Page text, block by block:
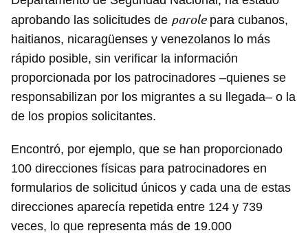
aprobando las solicitudes de parolepara cubanos,
haitianos, nicaragüenses y venezolanos lo más
rápido posible, sin verificar la información
proporcionada por los patrocinadores –quienes se
responsabilizan por los migrantes a su llegada– o la
de los propios solicitantes.
Encontró, por ejemplo, que se han proporcionado
100 direcciones físicas para patrocinadores en
formularios de solicitud únicos y cada una de estas
direcciones aparecía repetida entre 124 y 739
veces, lo que representa más de 19.000